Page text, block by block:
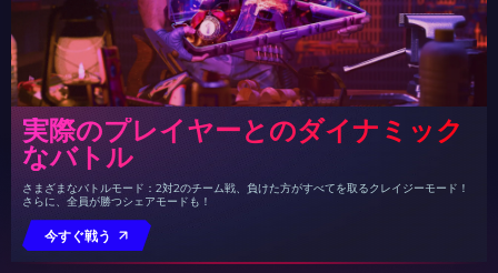
実際のプレイヤーとのダイナミック
なバトル
さまざまなバトルモード：2対2のチーム戦、負けた方がすべてを取るクレイジーモード！
さらに、全員が勝つシェアモードも！
今すぐ戦う